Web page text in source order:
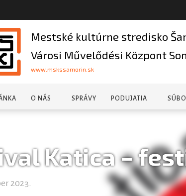
Mestské kultúrne stredisko
Városi Művelődési Központ
www.mskssamorin.sk
O NÁS SPRÁVY PODUJATIA
Katica –
2023.